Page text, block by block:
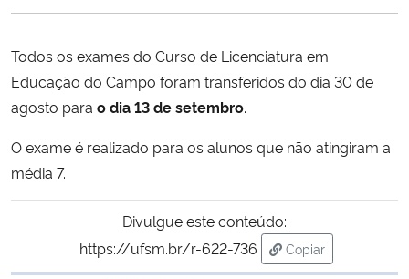
Ministério da Cidadania
Ministério da Saúde
Ministério de Minas e Energia
Ministério da Ciência, Tecnologia, Inovações e Comunicações
Ministério do Turismo
Todos os exames do Curso de Licenciatura em
Educação do Campo foram transferidos do dia 30 de
agosto para o dia 13 de setembro.
O exame é realizado para os alunos que não atingiram a
média 7.
Divulgue este conteúdo:
https://ufsm.br/r-622-736
Copiar
para área de